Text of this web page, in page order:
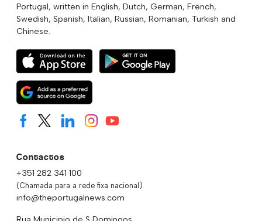
Portugal, written in English, Dutch, German, French,
Swedish, Spanish, Italian, Russian, Romanian, Turkish and
Chinese.
Contactos
+351 282 341 100
(Chamada para a rede fixa nacional)
info@theportugalnews.com